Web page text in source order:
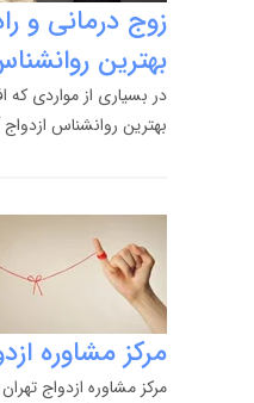
زوج درمانی و
بهترین
در بسیاری از مواردی که
بهترین روانشناس
مرکز مشاوره
مرکز مشاوره ازدواج